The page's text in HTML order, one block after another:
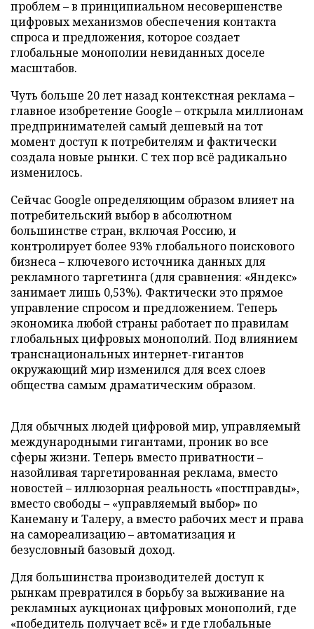
проблем – в принципиальном несовершенстве
цифровых механизмов обеспечения контакта
спроса и предложения, которое создает
глобальные монополии невиданных доселе
масштабов.
Чуть больше 20 лет назад контекстная реклама –
главное изобретение Google – открыла миллионам
предпринимателей самый дешевый на тот
момент доступ к потребителям и фактически
создала новые рынки. С тех пор всё радикально
изменилось.
Сейчас Google определяющим образом влияет на
потребительский выбор в абсолютном
большинстве стран, включая Россию, и
контролирует более 93% глобального поискового
бизнеса – ключевого источника данных для
рекламного таргетинга (для сравнения: «Яндекс»
занимает лишь 0,53%). Фактически это прямое
управление спросом и предложением. Теперь
экономика любой страны работает по правилам
глобальных цифровых монополий. Под влиянием
транснациональных интернет-гигантов
окружающий мир изменился для всех слоев
общества самым драматическим образом.
Для обычных людей цифровой мир, управляемый
международными гигантами, проник во все
сферы жизни. Теперь вместо приватности –
назойливая таргетированная реклама, вместо
новостей – иллюзорная реальность «постправды»,
вместо свободы – «управляемый выбор» по
Канеману и Талеру, а вместо рабочих мест и права
на самореализацию – автоматизация и
безусловный базовый доход.
Для большинства производителей доступ к
рынкам превратился в борьбу за выживание на
рекламных аукционах цифровых монополий, где
«победитель получает всё» и где глобальные